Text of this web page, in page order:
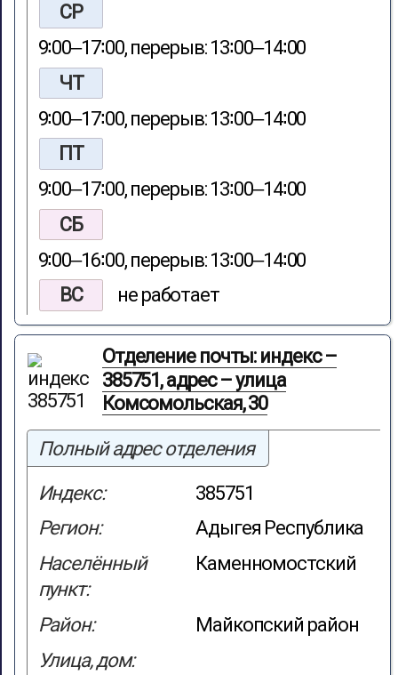
СР
9∶00‒17∶00, перерыв: 13∶00‒14∶00
ЧТ
9∶00‒17∶00, перерыв: 13∶00‒14∶00
ПТ
9∶00‒17∶00, перерыв: 13∶00‒14∶00
СБ
9∶00‒16∶00, перерыв: 13∶00‒14∶00
ВС
не работает
Отделение почты: индекс –
385751, адрес – улица
Комсомольская, 30
Полный адрес отделения
Индекс:
385751
Регион:
Адыгея Республика
Населённый
пункт:
Каменномостский
Район:
Майкопский район
Улица, дом: